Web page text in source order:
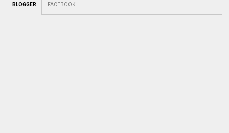
BLOGGER FACEBOOK